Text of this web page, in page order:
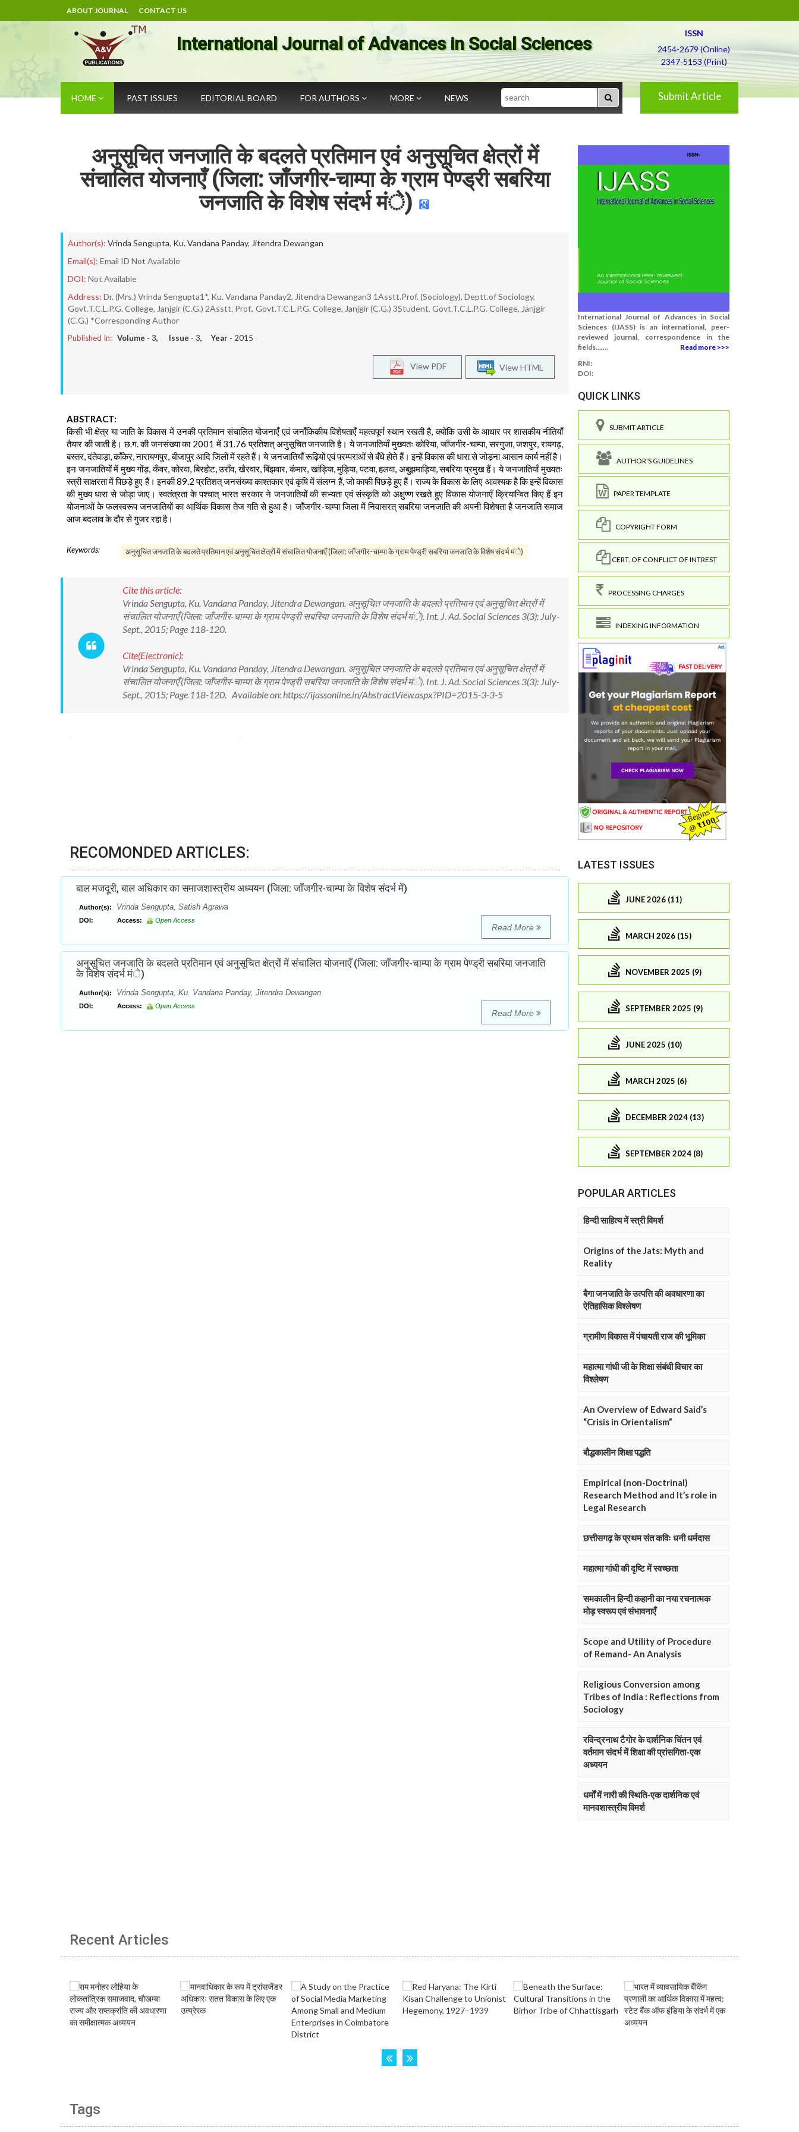
ABOUT JOURNAL CONTACT US
International Journal of Advances in Social Sciences
ISSN
2454-2679 (Online)
2347-5153 (Print)
HOME PAST ISSUES EDITORIAL BOARD FOR AUTHORS MORE NEWS Search Submit Article
अनुसूचित जनजाति के बदलते प्रतिमान एवं अनुसूचित क्षेत्रों में
संचालित योजनाएँ (जिला: जाँजगीर-चाम्पा के ग्राम पेण्ड्री सबरिया
जनजाति के विशेष संदर्भ मंे)
Author(s): Vrinda Sengupta, Ku. Vandana Panday, Jitendra Dewangan
Email(s): Email ID Not Available
DOI: Not Available
Address: Dr. (Mrs.) Vrinda Sengupta1*, Ku. Vandana Panday2, Jitendra Dewangan3 1Asstt.Prof. (Sociology), Deptt.of Sociology,
Govt.T.C.L.P.G. College, Janjgir (C.G.) 2Asstt. Prof., Govt.T.C.L.P.G. College, Janjgir (C.G.) 3Student, Govt.T.C.L.P.G. College, Janjgir
(C.G.) *Corresponding Author
Published In: Volume - 3, Issue - 3, Year - 2015
View HTML
View PDF
ABSTRACT:
किसी भी क्षेत्र या जाति के विकास में उनकी प्रतिमान संचालित योजनाएँ एवं जनाँकिकीय विशेषताएँ महत्वपूर्ण स्थान रखती है, क्योंकि उसी के आधार पर शासकीय नीतियाँ
तैयार की जाती है। छ.ग. की जनसंख्या का 2001 में 31.76 प्रतिशत् अनुसूचित जनजाति है। ये जनजातियाँ मुख्यतः कोरिया, जाँजगीर-चाम्पा, सरगुजा, जशपुर, रायगढ़,
बस्तर, दंतेवाड़ा, काँकेर, नारायणपुर, बीजापुर आदि जिलों में रहते हैं। ये जनजातियाँ रूढ़ियों एवं परम्पराओं से बँधे होते हैं। इन्हें विकास की धारा से जोड़ना आसान कार्य नहीं है।
इन जनजातियों में मुख्य गोंड़, कँवर, कोरवा, बिरहोट, उराँव, खैरवार, बिंझवार, कंमार, खांड़िया, मुड़िया, पटवा, हलवा, अबुझमाड़िया, सबरिया प्रमुख हैं। ये जनजातियाँ मुख्यतः
स्त्री साक्षरता में पिछड़े हुए हैं। इनकी 89.2 प्रतिशत् जनसंख्या काश्तकार एवं कृषि में संलग्न हैं, जो काफी पिछड़े हुए हैं। राज्य के विकास के लिए आवश्यक है कि इन्हें विकास
की मुख्य धारा से जोड़ा जाए। स्वतंत्रता के पश्चात् भारत सरकार ने जनजातियों की सभ्यता एवं संस्कृति को अक्षुण्ण रखते हुए विकास योजनाएँ क्रियान्वित किए हैं इन
योजनाओं के फलस्वरूप जनजातियों का आर्थिक विकास तेज गति से हुआ है। जाँजगीर-चाम्पा जिला में निवासरत् सबरिया जनजाति की अपनी विशेषता है जनजाति समाज
आज बदलाव के दौर से गुजर रहा है।
Keywords: अनुसूचित जनजाति के बदलते प्रतिमान एवं अनुसूचित क्षेत्रों में संचालित योजनाएँ (जिला: जाँजगीर-चाम्पा के ग्राम पेण्ड्री सबरिया जनजाति के विशेष संदर्भ मंे)
Cite this article:
Vrinda Sengupta, Ku. Vandana Panday, Jitendra Dewangan. अनुसूचित जनजाति के बदलते प्रतिमान एवं अनुसूचित क्षेत्रों में
संचालित योजनाएँ (जिला: जाँजगीर-चाम्पा के ग्राम पेण्ड्री सबरिया जनजाति के विशेष संदर्भ मंे). Int. J. Ad. Social Sciences 3(3): July-
Sept., 2015; Page 118-120.
Cite(Electronic):
Vrinda Sengupta, Ku. Vandana Panday, Jitendra Dewangan. अनुसूचित जनजाति के बदलते प्रतिमान एवं अनुसूचित क्षेत्रों में
संचालित योजनाएँ (जिला: जाँजगीर-चाम्पा के ग्राम पेण्ड्री सबरिया जनजाति के विशेष संदर्भ मंे). Int. J. Ad. Social Sciences 3(3): July-
Sept., 2015; Page 118-120. Available on: https://ijassonline.in/AbstractView.aspx?PID=2015-3-3-5
RECOMONDED ARTICLES:
बाल मजदूरी, बाल अधिकार का समाजशास्त्रीय अध्ययन (जिला: जाँजगीर-चाम्पा के विशेष संदर्भ में)
Author(s): Vrinda Sengupta, Satish Agrawa
DOI: Access: Open Access
Read More
अनुसूचित जनजाति के बदलते प्रतिमान एवं अनुसूचित क्षेत्रों में संचालित योजनाएँ (जिला: जाँजगीर-चाम्पा के ग्राम पेण्ड्री सबरिया जनजाति
के विशेष संदर्भ मंे)
Author(s): Vrinda Sengupta, Ku. Vandana Panday, Jitendra Dewangan
DOI: Access: Open Access
Read More
International Journal of Advances in Social
Sciences (IJASS) is an international, peer-
reviewed journal, correspondence in the
fields.......
Read more >>>
RNI:
DOI:
QUICK LINKS
SUBMIT ARTICLE
AUTHOR'S GUIDELINES
PAPER TEMPLATE
COPYRIGHT FORM
CERT. OF CONFLICT OF INTREST
PROCESSING CHARGES
INDEXING INFORMATION
LATEST ISSUES
JUNE 2026 (11)
MARCH 2026 (15)
NOVEMBER 2025 (9)
SEPTEMBER 2025 (9)
JUNE 2025 (10)
MARCH 2025 (6)
DECEMBER 2024 (13)
SEPTEMBER 2024 (8)
POPULAR ARTICLES
हिन्दी साहित्य में स्त्री विमर्श
Origins of the Jats: Myth and
Reality
बैगा जनजाति के उत्पत्ति की अवधारणा का
ऐतिहासिक विश्लेषण
ग्रामीण विकास में पंचायती राज की भूमिका
महात्मा गांधी जी के शिक्षा संबंधी विचार का
विश्लेषण
An Overview of Edward Said’s
“Crisis in Orientalism”
बौद्धकालीन शिक्षा पद्धति
Empirical (non-Doctrinal)
Research Method and It’s role in
Legal Research
छत्तीसगढ़ के प्रथम संत कविः धनी धर्मदास
महात्मा गांधी की दृष्टि में स्वच्छता
समकालीन हिन्दी कहानी का नया रचनात्मक
मोड़ स्वरूप एवं संभावनाएँ
Scope and Utility of Procedure
of Remand- An Analysis
Religious Conversion among
Tribes of India : Reflections from
Sociology
रविन्द्रनाथ टैगोर के दार्शनिक चिंतन एवं
वर्तमान संदर्भ में शिक्षा की प्रांसगिता-एक
अध्ययन
धर्मों में नारी की स्थिति-एक दार्शनिक एवं
मानवशास्त्रीय विमर्श
Recent Articles
Tags